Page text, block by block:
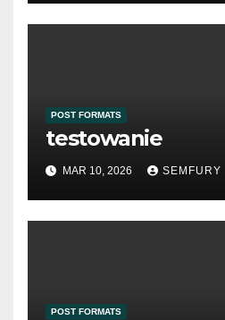
POST FORMATS
testowanie
MAR 10, 2026 SEMFURY
POST FORMATS